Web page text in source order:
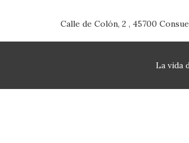
Calle de Colón, 2 , 45700
La vida